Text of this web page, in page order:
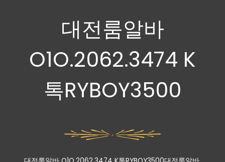
대전룸알바
O1O.2062.3474 K
톡RYBOY3500